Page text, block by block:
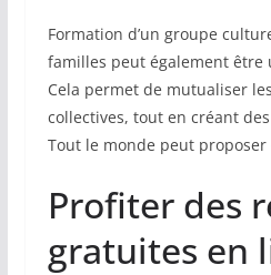
Formation d’un groupe
familles peut également être
Cela permet de mutualiser
collectives, tout en créant
Tout le monde peut
Profiter des
gratuites en